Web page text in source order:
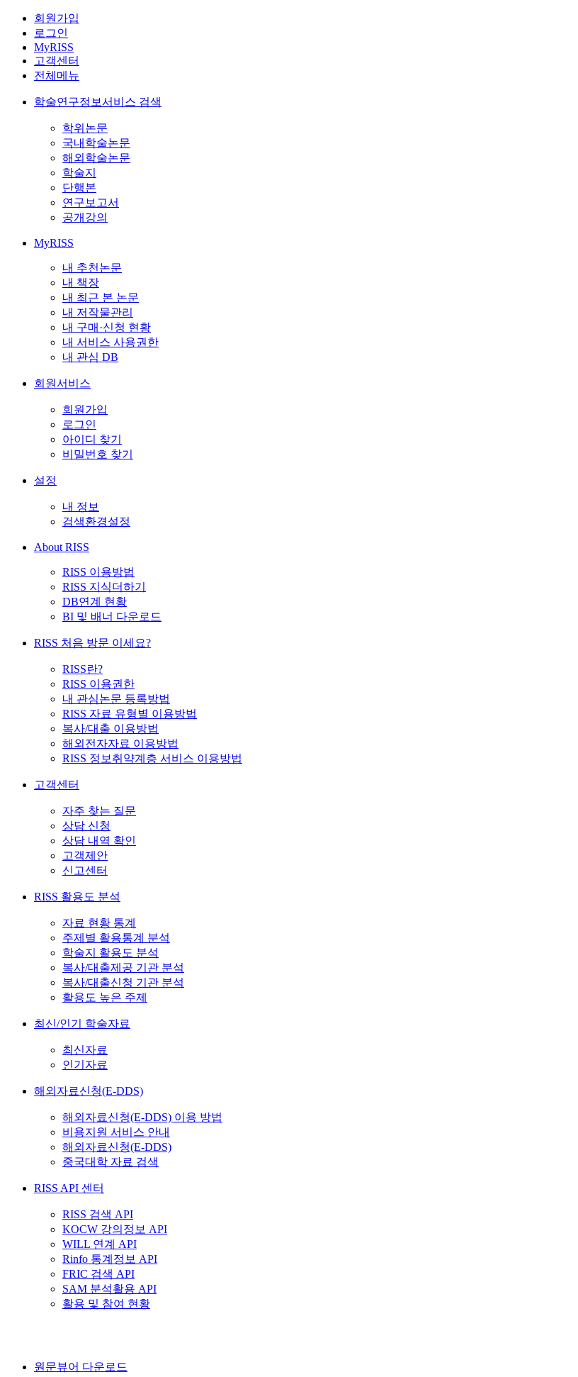
회원가입
로그인
MyRISS
고객센터
전체메뉴
학술연구정보서비스 검색
학위논문
국내학술논문
해외학술논문
학술지
단행본
연구보고서
공개강의
MyRISS
내 추천논문
내 책장
내 최근 본 논문
내 저작물관리
내 구매·신청 현황
내 서비스 사용권한
내 관심 DB
회원서비스
회원가입
로그인
아이디 찾기
비밀번호 찾기
설정
내 정보
검색환경설정
About RISS
RISS 이용방법
RISS 지식더하기
DB연계 현황
BI 및 배너 다운로드
RISS 처음 방문 이세요?
RISS란?
RISS 이용권한
내 관심논문 등록방법
RISS 자료 유형별 이용방법
복사/대출 이용방법
해외전자자료 이용방법
RISS 정보취약계층 서비스 이용방법
고객센터
자주 찾는 질문
상담 신청
상담 내역 확인
고객제안
신고센터
RISS 활용도 분석
자료 현황 통계
주제별 활용통계 분석
학술지 활용도 분석
복사/대출제공 기관 분석
복사/대출신청 기관 분석
활용도 높은 주제
최신/인기 학술자료
최신자료
인기자료
해외자료신청(E-DDS)
해외자료신청(E-DDS) 이용 방법
비용지원 서비스 안내
해외자료신청(E-DDS)
중국대학 자료 검색
RISS API 센터
RISS 검색 API
KOCW 강의정보 API
WILL 연계 API
Rinfo 통계정보 API
FRIC 검색 API
SAM 분석활용 API
활용 및 참여 현황
원문뷰어 다운로드